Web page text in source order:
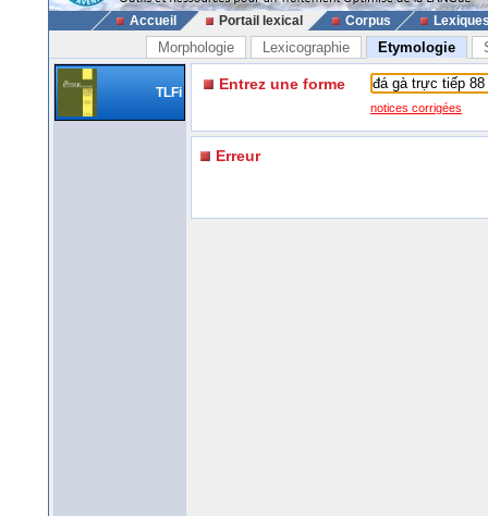
Accueil Portail lexical Corpus
Morphologie Lexicographie Etymologie
TLFi Entrez une forme
notices corrigées
Erreur